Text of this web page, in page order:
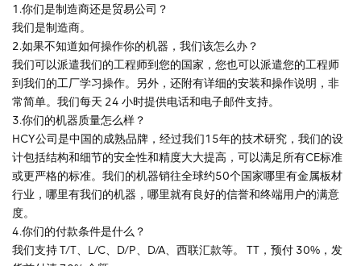
1.你们是制造商还是贸易公司？
我们是制造商。
2.如果不知道如何操作你的机器，我们该怎么办？
我们可以派遣我们的工程师到您的国家，您也可以派遣您的工程师
到我们的工厂学习操作。另外，还附有详细的安装和操作说明，非
常简单。我们每天 24 小时提供电话和电子邮件支持。
3.你们的机器质量怎么样？
HCY公司是中国的成熟品牌，经过我们15年的技术研究，我们的设
计包括结构和细节的安全性和精度大大提高，可以满足所有CE标准
或更严格的标准。我们的机器销往全球约50个国家哪里有金属板材
行业，哪里有我们的机器，哪里就有良好的信誉和终端用户的满意
度。
4.你们的付款条件是什么？
我们支持 T/T、L/C、D/P、D/A、西联汇款等。 TT，预付 30%，发